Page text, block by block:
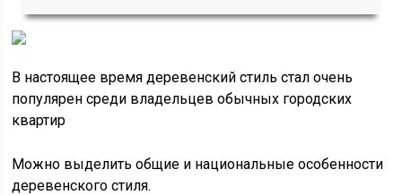
В настоящее время деревенский стиль стал очень
популярен среди владельцев обычных городских
квартир
Можно выделить общие и национальные особенности
деревенского стиля.